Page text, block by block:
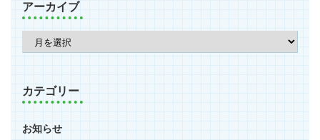
アーカイブ
カテゴリー
お知らせ